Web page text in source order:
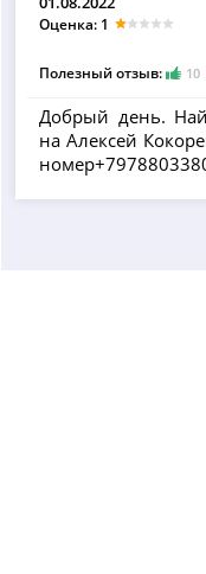
Оценка: 1
Полезный отзыв: 10
Добрый день.
на Алексей